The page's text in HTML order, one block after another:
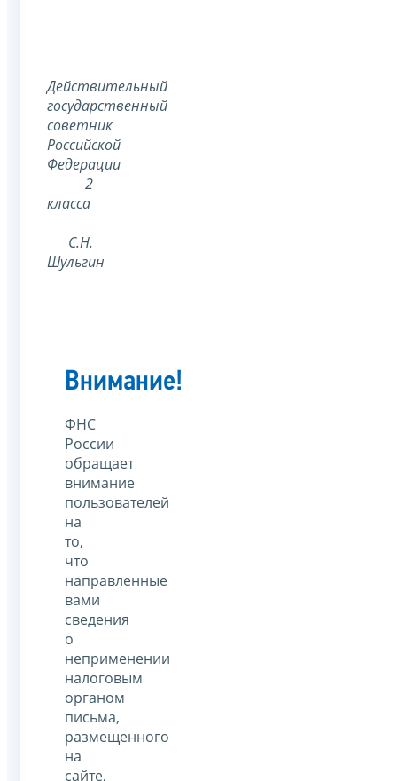
Действительный
государственный
советник
Российской
Федерации
2
класса
С.Н.
Шульгин
Внимание!
ФНС
России
обращает
внимание
пользователей
на
то,
что
направленные
вами
сведения
о
неприменении
налоговым
органом
письма,
размещенного
на
сайте,